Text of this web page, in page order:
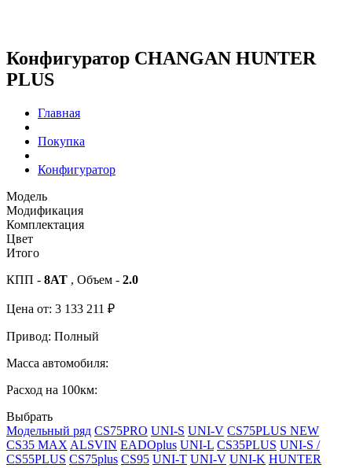
Конфигуратор CHANGAN HUNTER
PLUS
Главная
Покупка
Конфигуратор
Модель
Модификация
Комплектация
Цвет
Итого
КПП - 8AT , Объем - 2.0
Цена от: 3 133 211 ₽
Привод: Полный
Масса автомобиля:
Расход на 100км:
Выбрать
Модельный ряд CS75PRO UNI-S UNI-V CS75PLUS NEW
CS35 MAX ALSVIN EADOplus UNI-L CS35PLUS UNI-S /
CS55PLUS CS75plus CS95 UNI-T UNI-V UNI-K HUNTER